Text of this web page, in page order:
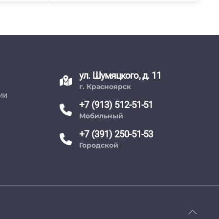
ул. Шумяцкого, д. 11
г. Красноярск
+7 (913) 512-51-51
Мобильный
+7 (391) 250-51-53
Городской